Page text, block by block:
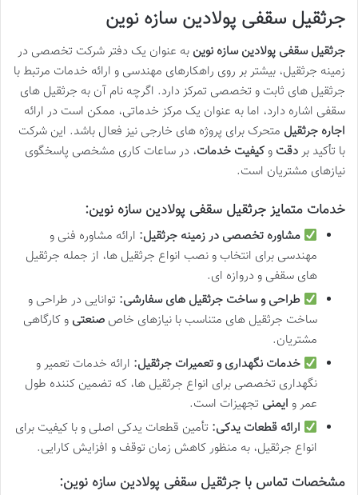
جرثقیل سقفی پولادین سازه نوین
جرثقیل سقفی پولادین سازه نوین به عنوان یک دفتر شرکت تخصصی در
زمینه جرثقیل، بیشتر بر روی راهکارهای مهندسی و ارائه خدمات مرتبط با
جرثقیل های ثابت و تخصصی تمرکز دارد. اگرچه نام آن به جرثقیل های
سقفی اشاره دارد، اما به عنوان یک مرکز خدماتی، ممکن است در ارائه
اجاره جرثقیل متحرک برای پروژه های خارجی نیز فعال باشد. این شرکت
با تأکید بردقت و کیفیت خدمات، در ساعات کاری مشخصی پاسخگوی
نیازهای مشتریان است.
خدمات متمایز جرثقیل سقفی پولادین سازه نوین:
مشاوره تخصصی در زمینه جرثقیل: ارائه مشاوره فنی و
مهندسی برای انتخاب و نصب انواع جرثقیل ها، از جمله جرثقیل
های سقفی و دروازه ای.
طراحی و ساخت جرثقیل های سفارشی: توانایی در طراحی و
ساخت جرثقیل های متناسب با نیازهای خاص صنعتی و کارگاهی
مشتریان.
خدمات نگهداری و تعمیرات جرثقیل: ارائه خدمات تعمیر و
نگهداری تخصصی برای انواع جرثقیل ها، که تضمین کننده طول
عمر و ایمنی تجهیزات است.
ارائه قطعات یدکی: تأمین قطعات یدکی اصلی و با کیفیت برای
انواع جرثقیل، به منظور کاهش زمان توقف و افزایش کارایی.
مشخصات تماس با جرثقیل سقفی پولادین سازه نوین: